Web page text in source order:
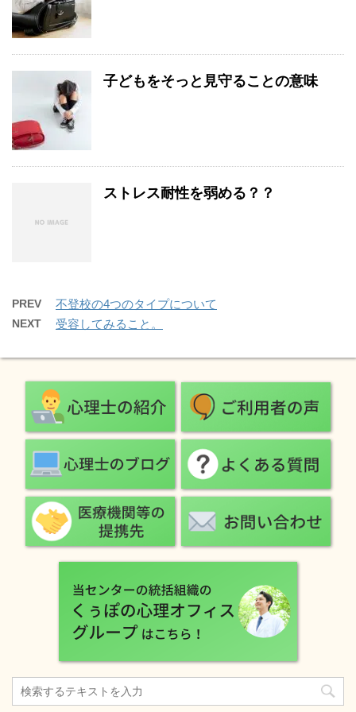
子どもをそっと見守ることの意味
ストレス耐性を弱める？？
PREV 不登校の4つのタイプについて
NEXT 受容してみること。